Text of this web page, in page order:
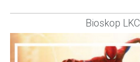
Bioskop LKC